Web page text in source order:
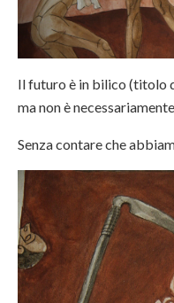
Il futuro è in bilico (titolo
ma non è
Senza contare che